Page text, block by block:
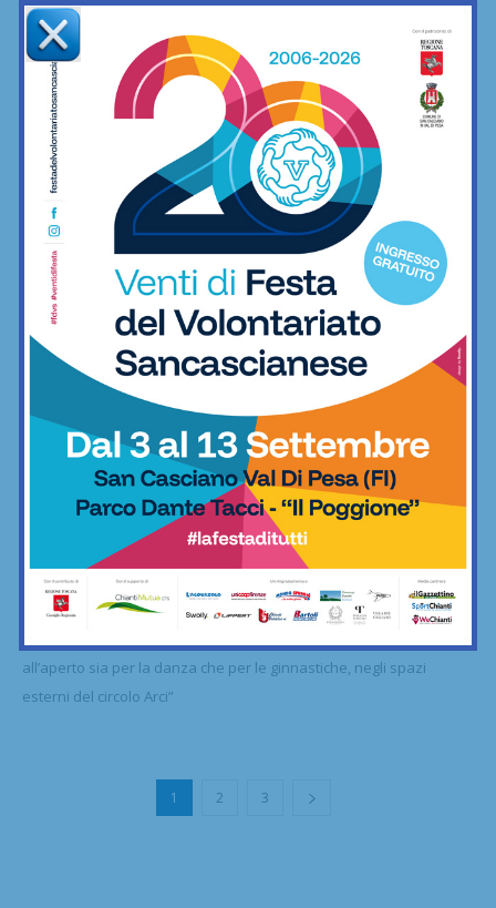
Fitness
Leonardo Corsani: “Il culturismo mi ha
aiutato a trovare l’equilibrio interiore”
26/07/2018
IMPRUNETA - Leonardo Corsani correva in moto da giovanissimo.
Poi un infortunio lo ha messo di fronte a uno dei proverbi molto
Impruneta
Arcoballando vuol dire resistenza e
creatività: fra attività all’aperto e progetti...
19/04/2021
all’aperto sia per la danza che per le ginnastiche, negli spazi
esterni del circolo Arci”
1 2 3